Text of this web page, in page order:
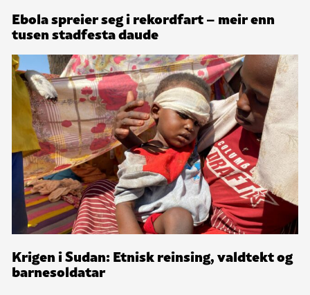
Ebola spreier seg i rekordfart – meir enn
tusen stadfesta daude
Krigen i Sudan: Etnisk reinsing, valdtekt og
barnesoldatar